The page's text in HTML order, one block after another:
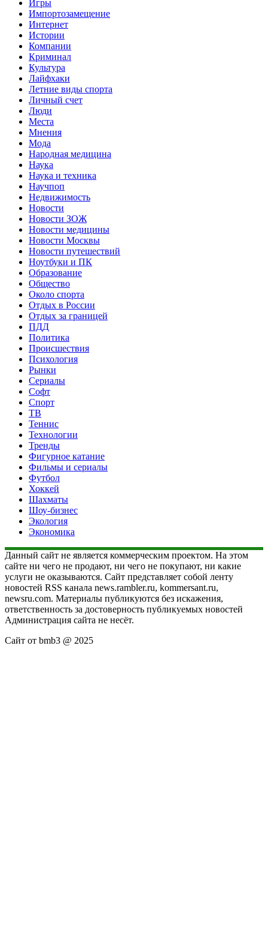
Игры
Импортозамещение
Интернет
Истории
Компании
Криминал
Культура
Лайфхаки
Летние виды спорта
Личный счет
Люди
Места
Мнения
Мода
Народная медицина
Наука
Наука и техника
Научпоп
Недвижимость
Новости
Новости ЗОЖ
Новости медицины
Новости Москвы
Новости путешествий
Ноутбуки и ПК
Образование
Общество
Около спорта
Отдых в России
Отдых за границей
ПДД
Политика
Происшествия
Психология
Рынки
Сериалы
Софт
Спорт
ТВ
Теннис
Технологии
Тренды
Фигурное катание
Фильмы и сериалы
Футбол
Хоккей
Шахматы
Шоу-бизнес
Экология
Экономика
Данный сайт не является коммерческим проектом. На этом
сайте ни чего не продают, ни чего не покупают, ни какие
услуги не оказываются. Сайт представляет собой ленту
новостей RSS канала news.rambler.ru, kommersant.ru,
newsru.com. Материалы публикуются без искажения,
ответственность за достоверность публикуемых новостей
Администрация сайта не несёт.
Сайт от bmb3 @ 2025